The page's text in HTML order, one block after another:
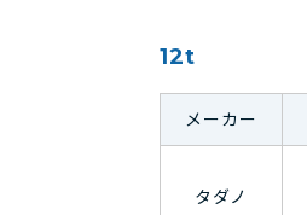
12t
メーカー
タダノ